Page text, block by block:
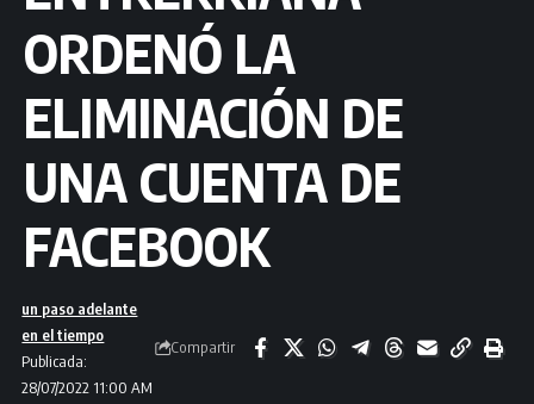
ORDENÓ LA
ELIMINACIÓN DE
UNA CUENTA DE
FACEBOOK
Publicada:
28/07/2022 11:00 AM
un paso adelante
en el tiempo
Compartir